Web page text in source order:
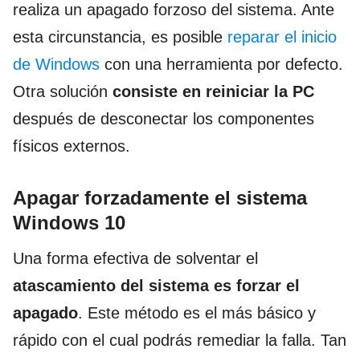
realiza un apagado forzoso del sistema. Ante
esta circunstancia, es posible reparar el inicio
de Windows con una herramienta por defecto.
Otra solución consiste en reiniciar la PC
después de desconectar los componentes
físicos externos.
Apagar forzadamente el sistema
Windows 10
Una forma efectiva de solventar el
atascamiento del sistema es forzar el
apagado. Este método es el más básico y
rápido con el cual podrás remediar la falla. Tan